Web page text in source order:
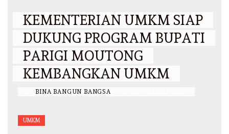
KEMENTERIAN UMKM SIAP
DUKUNG PROGRAM BUPATI
PARIGI MOUTONG
KEMBANGKAN UMKM
BINA BANGUN BANGSA
UMKM